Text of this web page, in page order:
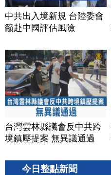
中共出入境新規 台陸委會
籲赴中國評估風險
台灣雲林縣議會反中共跨
境鎮壓提案 無異議通過
今日整點新聞